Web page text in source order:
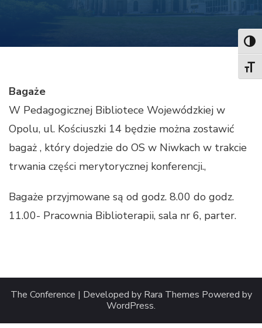
Bagaże
W Pedagogicznej Bibliotece Wojewódzkiej w
Opolu, ul. Kościuszki 14 będzie można zostawić
bagaż , który dojedzie do OS w Niwkach w trakcie
trwania części merytorycznej konferencji.,
Bagaże przyjmowane są od godz. 8.00 do godz.
11.00- Pracownia Biblioterapii, sala nr 6, parter.
The Conference | Developed by Rara Themes Powered by
WordPress.